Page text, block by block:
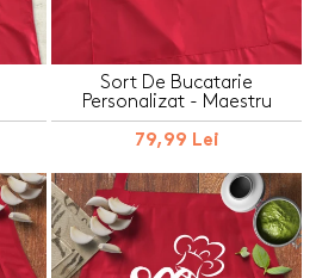
Sort De Bucatarie
Personalizat - Maestru
79,99 Lei